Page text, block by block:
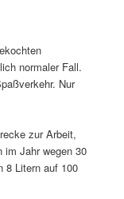
normaler Fall.
Nur
zur Arbeit,
im Jahr wegen 30
8 Litern auf 100